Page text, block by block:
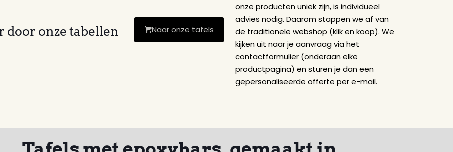
door onze tabellen Naar onze tafels
onze producten uniek zijn, is individueel
advies nodig. Daarom stappen we af van
de traditionele webshop (klik en koop). We
kijken uit naar je aanvraag via het
contactformulier (onderaan elke
productpagina) en sturen je dan een
gepersonaliseerde offerte per e-mail.